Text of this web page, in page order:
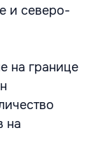
и северо-
на границе
на